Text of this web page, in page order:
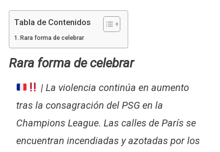
Tabla de Contenidos
Rara forma de celebrar
Rara forma de celebrar
| La violencia continúa en aumento
tras la consagración del PSG en la
Champions League. Las calles de París se
encuentran incendiadas y azotadas por los